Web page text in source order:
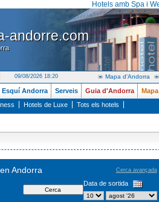
Hotels amb Spa i
andorre.com
andorre.com
09/08/2026 18:20 Mapa d'Andorra
Esquí Andorra Serveis Guia d'Andorra
Hotels de Luxe Tots els hotels
Cerca avançada
Andorra
Data de sortida